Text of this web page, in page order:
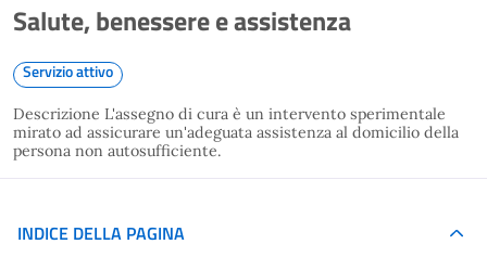
Salute, benessere e assistenza
Servizio attivo
Descrizione L'assegno di cura è un intervento sperimentale
mirato ad assicurare un'adeguata assistenza al domicilio della
persona non autosufficiente.
INDICE DELLA PAGINA